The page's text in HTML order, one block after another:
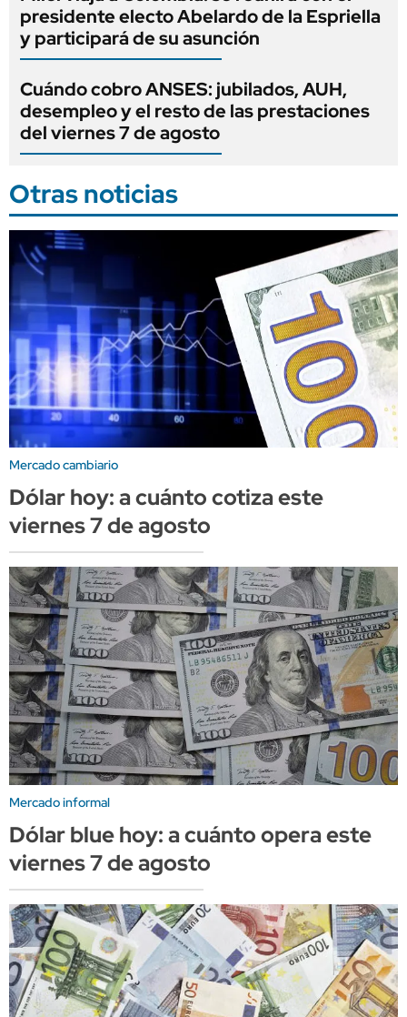
presidente electo Abelardo de la Espriella
y participará de su asunción
Cuándo cobro ANSES: jubilados, AUH,
desempleo y el resto de las prestaciones
del viernes 7 de agosto
Otras noticias
Mercado cambiario
Dólar hoy: a cuánto cotiza este
viernes 7 de agosto
Mercado informal
Dólar blue hoy: a cuánto opera este
viernes 7 de agosto